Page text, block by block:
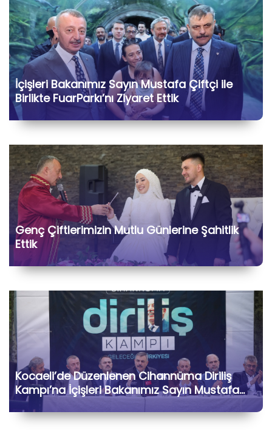
İçişleri Bakanımız Sayın Mustafa Çiftçi ile
Birlikte FuarParkı’nı Ziyaret Ettik
Genç Çiftlerimizin Mutlu Günlerine Şahitlik
Ettik
Kocaeli’de Düzenlenen Cihannüma Diriliş
Kampı’na İçişleri Bakanımız Sayın Mustafa
Çiftçi ile Birlikte Katılarak Kıymetli Gönül
Dostlarımızla Hasbihâl Ettik